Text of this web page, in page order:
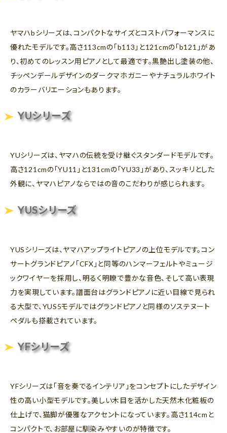
ヤマハbシリーズは、コンパクトなサイズとコストパフォーマンスに
優れたモデルです。高さ113cmの「b113」と121cmの「b121」があ
り、初めてのレッスン用ピアノとして最適です。黒艶出し塗装の他、
チッペンデールデザインのダークマホガニーやナチュラルホワイト
のカラーバリエーションもあります。
YUシリーズ
YUシリーズは、ヤマハの伝統を受け継ぐスタンダードモデルです。
高さ121cmの「YU11」と131cmの「YU33」があり、スッキリとした
外観に、ヤマハピアノならではの音のこだわりが感じられます。
YUSシリーズ
YUSシリーズは、ヤマハアップライトピアノの上位モデルです。コン
サートグランドピアノ「CFX」と同等のハンマーフェルトやミュージ
ックワイヤーを採用し、明るく明瞭で豊かな音色、そして高い表現
力を実現しています。譜面台はグランドピアノに近い目線で見られ
る大型で、YUS5モデルではグランドピアノと同様のソステヌート
ペダルも搭載されています。
YFシリーズ
YFシリーズは「音を奏でるインテリア」をコンセプトにしたデザイン
性の高い小型モデルです。美しい木目を活かした天然木化粧板の
仕上げで、猫脚が優雅なアクセントになっています。高さ114cmと
コンパクトで、お部屋に馴染みやすいのが特徴です。